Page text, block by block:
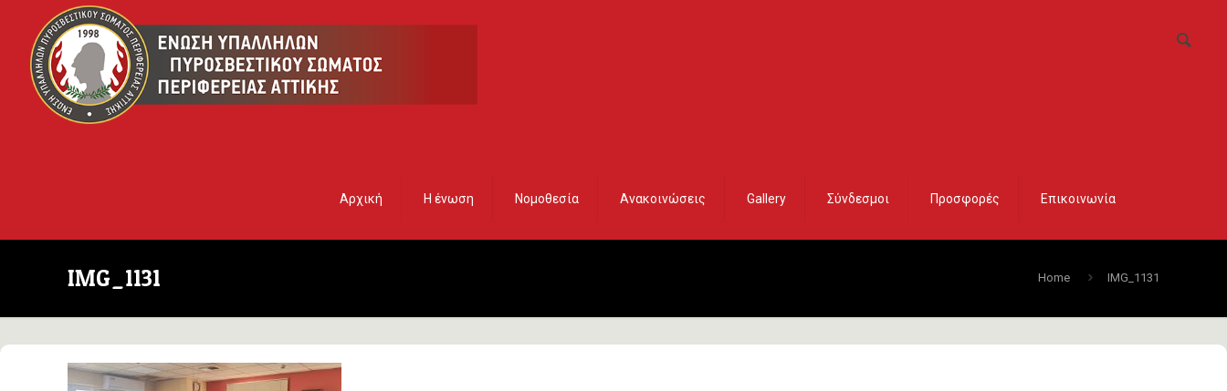
Αρχική Η ένωση Νομοθεσία Ανακοινώσεις Gallery Σύνδεσμοι Προσφορές Επικοινωνία
IMG_1131 Home IMG_1131